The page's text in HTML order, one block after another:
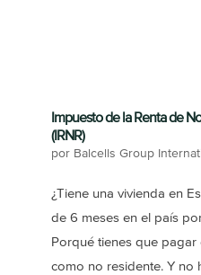
Impuesto de la Renta de
(IRNR)
por Balcells Group
¿Tiene una vivienda en
de 6 meses en el país
Porqué tienes que
como no residente. Y no